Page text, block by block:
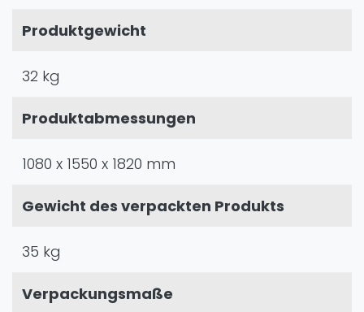
Produktgewicht
32 kg
Produktabmessungen
1080 x 1550 x 1820 mm
Gewicht des verpackten Produkts
35 kg
Verpackungsmaße